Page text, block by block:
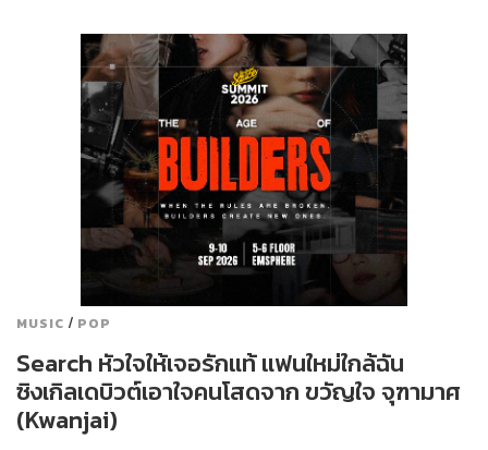
MUSIC / POP
Search หัวใจให้เจอรักแท้ แฟนใหม่ใกล้ฉัน
ซิงเกิลเดบิวต์เอาใจคนโสดจาก ขวัญใจ จุฑามาศ
(Kwanjai)